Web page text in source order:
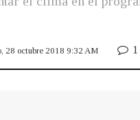
28 octubre 2018 9:32 AM 1